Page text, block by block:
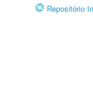
Repositório